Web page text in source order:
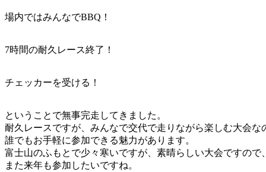
場内ではみんなでBBQ！
7時間の耐久レース終了！
チェッカーを受ける！
ということで無事完走してきました。
耐久レースですが、みんなで交代で走りながら楽しむ大会な
誰でもお手軽に参加できる魅力があります。
富士山のふもとで少々寒いですが、素晴らしい大会ですので、
また来年も参加したいですね。